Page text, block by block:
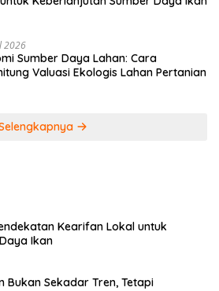
2026
Sumber Daya Lahan: Cara
Valuasi Ekologis Lahan Pertanian
Kearifan Lokal untuk
Ikan
Bukan Sekadar Tren, Tetapi